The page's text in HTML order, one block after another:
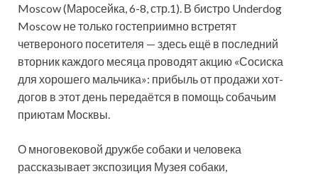
Moscow (Маросейка, 6-8, стр.1). В бистро Underdog
Moscow не только гостеприимно встретят
четвероного посетителя — здесь ещё в последний
вторник каждого месяца проводят акцию «Сосиска
для хорошего мальчика»: прибыль от продажи хот-
догов в этот день передаётся в помощь собачьим
приютам Москвы.
О многовековой дружбе собаки и человека
рассказывает экспозиция Музея собаки,